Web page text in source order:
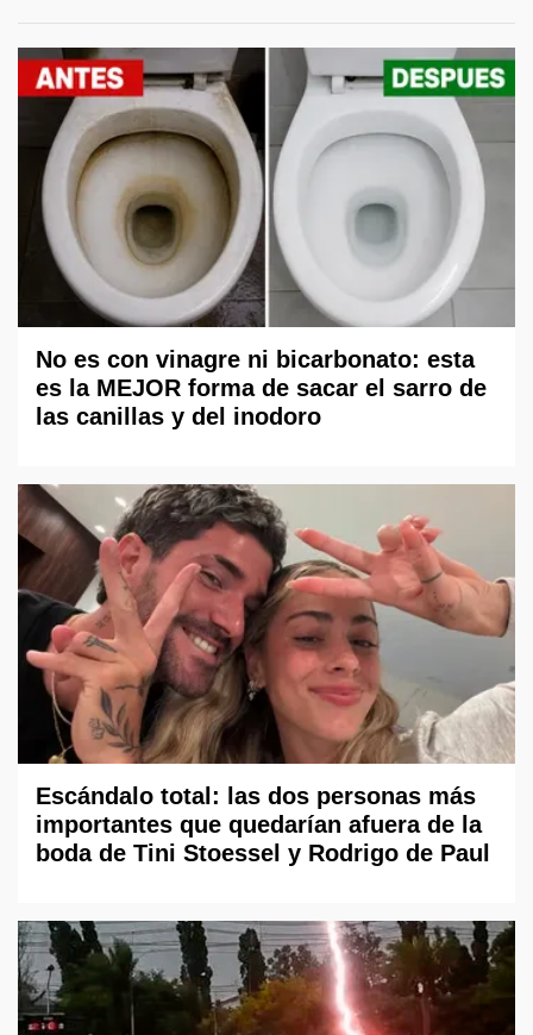
No es con vinagre ni bicarbonato: esta
es la MEJOR forma de sacar el sarro de
las canillas y del inodoro
Escándalo total: las dos personas más
importantes que quedarían afuera de la
boda de Tini Stoessel y Rodrigo de Paul